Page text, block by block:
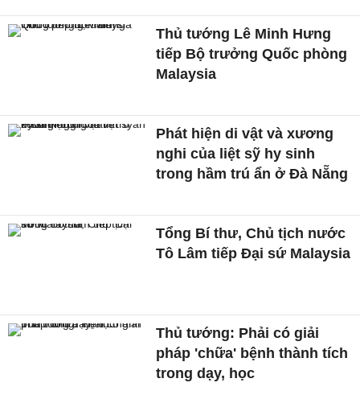
Thủ tướng Lê Minh Hưng
tiếp Bộ trưởng Quốc phòng
Malaysia
Phát hiện di vật và xương
nghi của liệt sỹ hy sinh
trong hầm trú ẩn ở Đà Nẵng
Tổng Bí thư, Chủ tịch nước
Tô Lâm tiếp Đại sứ Malaysia
Thủ tướng: Phải có giải
pháp 'chữa' bệnh thành tích
trong dạy, học